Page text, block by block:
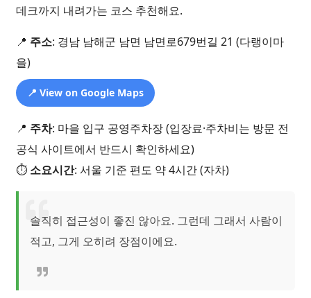
데크까지 내려가는 코스 추천해요.
📍 주소: 경남 남해군 남면 남면로679번길 21 (다랭이마
을)
📍 View on Google Maps
📍 주차: 마을 입구 공영주차장 (입장료·주차비는 방문 전
공식 사이트에서 반드시 확인하세요)
⏱️ 소요시간: 서울 기준 편도 약 4시간 (자차)
솔직히 접근성이 좋진 않아요. 그런데 그래서 사람이
적고, 그게 오히려 장점이에요.